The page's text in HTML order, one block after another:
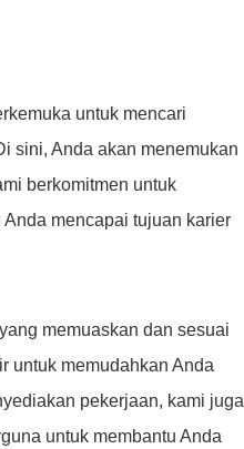
untuk mencari
sini, Anda akan menemukan
berkomitmen untuk
mencapai tujuan karier
memuaskan dan sesuai
untuk memudahkan Anda
pekerjaan, kami juga
untuk membantu Anda